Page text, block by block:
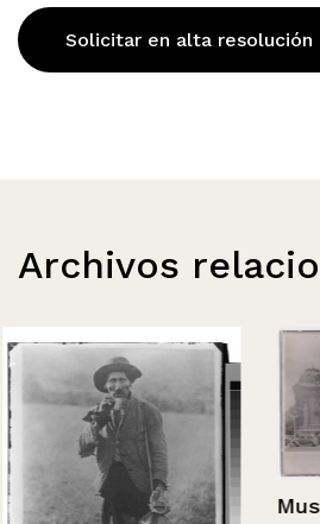
Solicitar en alta resolución
Archivos